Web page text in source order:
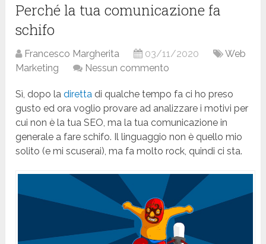
Perché la tua comunicazione fa
schifo
Francesco Margherita 03/11/2020
Web
Marketing
Nessun commento
Sì, dopo ladiretta di qualche tempo fa ci ho preso
gusto ed ora voglio provare ad analizzare i motivi per
cui non è la tua SEO, ma la tua comunicazione in
generale a fare schifo. Il linguaggio non è quello mio
solito (e mi scuserai), ma fa molto rock, quindi ci sta.